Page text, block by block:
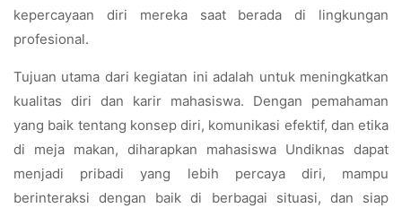
kepercayaan diri mereka saat berada di lingkungan
profesional.
Tujuan utama dari kegiatan ini adalah untuk meningkatkan
kualitas diri dan karir mahasiswa. Dengan pemahaman
yang baik tentang konsep diri, komunikasi efektif, dan etika
di meja makan, diharapkan mahasiswa Undiknas dapat
menjadi pribadi yang lebih percaya diri, mampu
berinteraksi dengan baik di berbagai situasi, dan siap